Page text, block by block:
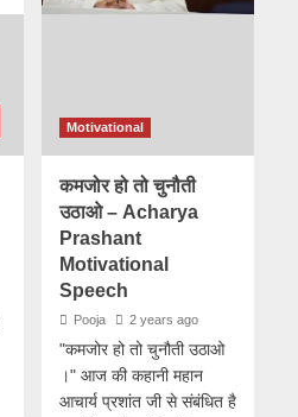
Motivational
कमजोर हो तो चुनौती
उठाओ – Acharya
Prashant
Motivational
Speech
Pooja 2 years ago
"कमजोर हो तो चुनौती उठाओ
।" आज की कहानी महान
आचार्य प्रशांत जी से संबंधित है